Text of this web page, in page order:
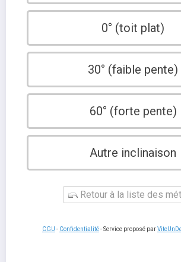
0° (toit plat)
30° (faible pente)
60° (forte pente)
Autre inclinaison
Retour à la liste des
CGU - Confidentialité- Service proposé par